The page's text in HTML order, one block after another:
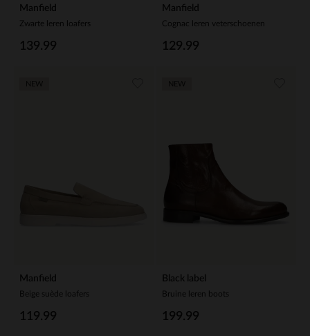
Manfield
Zwarte leren loafers
139.99
Manfield
Cognac leren veterschoenen
129.99
Manfield
Beige suède loafers
119.99
Black label
Bruine leren boots
199.99